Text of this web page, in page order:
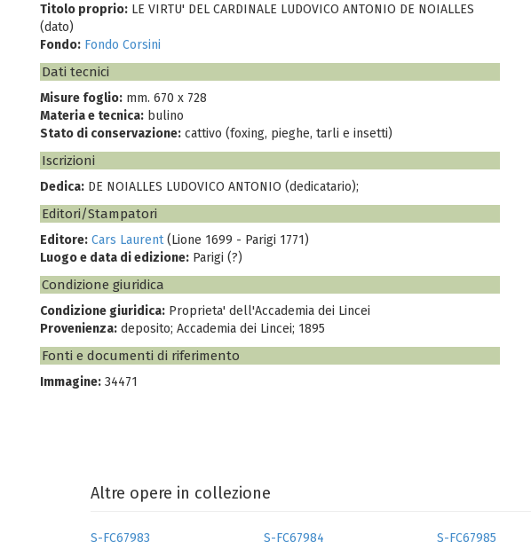
Titolo proprio: LE VIRTU' DEL CARDINALE LUDOVICO ANTONIO DE NOIALLES
(dato)
Fondo: Fondo Corsini
Dati tecnici
Misure foglio: mm. 670 x 728
Materia e tecnica: bulino
Stato di conservazione: cattivo (foxing, pieghe, tarli e insetti)
Iscrizioni
Dedica: DE NOIALLES LUDOVICO ANTONIO (dedicatario);
Editori/Stampatori
Editore: Cars Laurent(Lione 1699 - Parigi 1771)
Luogo e data di edizione: Parigi (?)
Condizione giuridica
Condizione giuridica: Proprieta' dell'Accademia dei Lincei
Provenienza: deposito; Accademia dei Lincei; 1895
Fonti e documenti di riferimento
Immagine: 34471
Altre opere in collezione
S-FC67983 S-FC67984 S-FC67985